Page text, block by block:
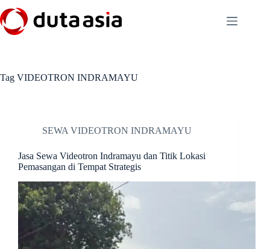
to
content
Tag VIDEOTRON INDRAMAYU
SEWA VIDEOTRON INDRAMAYU
Jasa Sewa Videotron Indramayu dan Titik Lokasi
Pemasangan di Tempat Strategis